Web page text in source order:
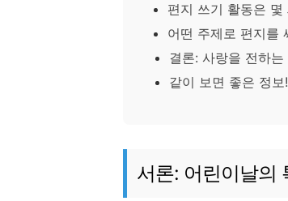
편지 쓰기 활동은
어떤 주제로 편지를
결론: 사랑을 전하는
같이 보면 좋은 정보!
서론: 어린이날의